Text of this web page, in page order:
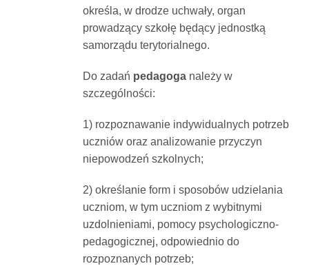
określa, w drodze uchwały, organ
prowadzący szkołę będący jednostką
samorządu terytorialnego.
Do zadań pedagoganależy w
szczególności:
1) rozpoznawanie indywidualnych potrzeb
uczniów oraz analizowanie przyczyn
niepowodzeń szkolnych;
2) określanie form i sposobów udzielania
uczniom, w tym uczniom z wybitnymi
uzdolnieniami, pomocy psychologiczno-
pedagogicznej, odpowiednio do
rozpoznanych potrzeb;